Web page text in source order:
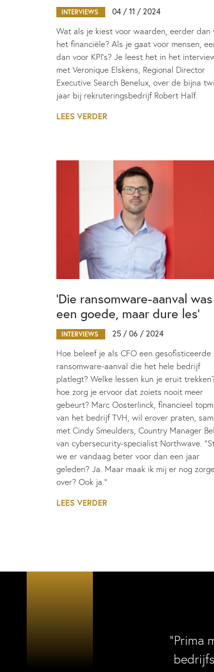
INTERVIEWS 04 / 11 / 2024
Wat als je kiest voor waarden, eerder dan
het financiële? Als je gaat voor mensen,
dan voor KPI’s? Je leest het in het
met Veronique Elskens, Regional Director
Executive Search Benelux, over de bijna
jaar bij rekruteringsbedrijf Robert Half.
LEES VERDER
‘Die ransomware-aanval was
een goede, maar dure les’
INTERVIEWS 25 / 06 / 2024
Hoe beleef je als CFO een gesofisticeerde
ransomware-aanval die het hele bedrijf
platlegt? Welke lessen kun je eruit
hoe zorg je ervoor dat zoiets nooit meer
gebeurt? Marc Oosterlinck, financieel
van het bedrijf TVH, wil erover praten,
met Cindy Smeulders, Country Manager
van cybersecurity-specialist Northwave.
we er vandaag beter voor dan een jaar
geleden? Ja. Maar maak ik mij er nog
over? Ook ja.”
LEES VERDER
“Prima